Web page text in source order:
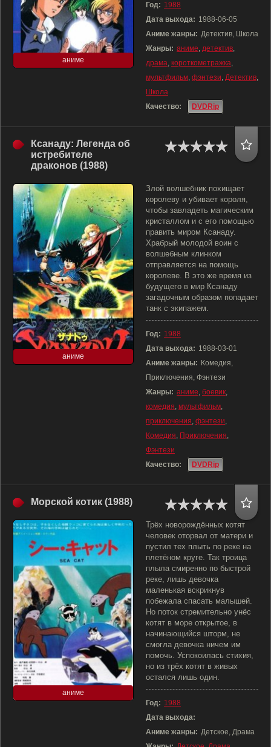
аниме
Год: 1988
Дата выхода: 1988-06-05
Аниме жанры: Детектив, Школа
Жанры: аниме, детектив,
драма, короткометражка,
мультфильм, фэнтези, Детектив,
Школа
Качество:
DVDRip
Ксанаду: Легенда об
истребителе
драконов (1988)
аниме
Злой волшебник похищает
королеву и убивает короля,
чтобы завладеть магическим
кристаллом и с его помощью
править миром Ксанаду.
Храбрый молодой воин с
волшебным клинком
отправляется на помощь
королеве. В это же время из
будущего в мир Ксанаду
загадочным образом попадает
танк с экипажем.
Год: 1988
Дата выхода: 1988-03-01
Аниме жанры: Комедия,
Приключения, Фэнтези
Жанры: аниме, боевик,
комедия, мультфильм,
приключения, фэнтези,
Комедия, Приключения,
Фэнтези
Качество:
DVDRip
Морской котик (1988)
аниме
Трёх новорождённых котят
человек оторвал от матери и
пустил тех плыть по реке на
плетёном круге. Так троица
плыла смиренно по быстрой
реке, лишь девочка
маленькая вскрикнув
побежала спасать малышей.
Но поток стремительно унёс
котят в море открытое, в
начинающийся шторм, не
смогла девочка ничем им
помочь. Успокоилась стихия,
но из трёх котят в живых
остался лишь один.
Год: 1988
Дата выхода:
Аниме жанры: Детское, Драма